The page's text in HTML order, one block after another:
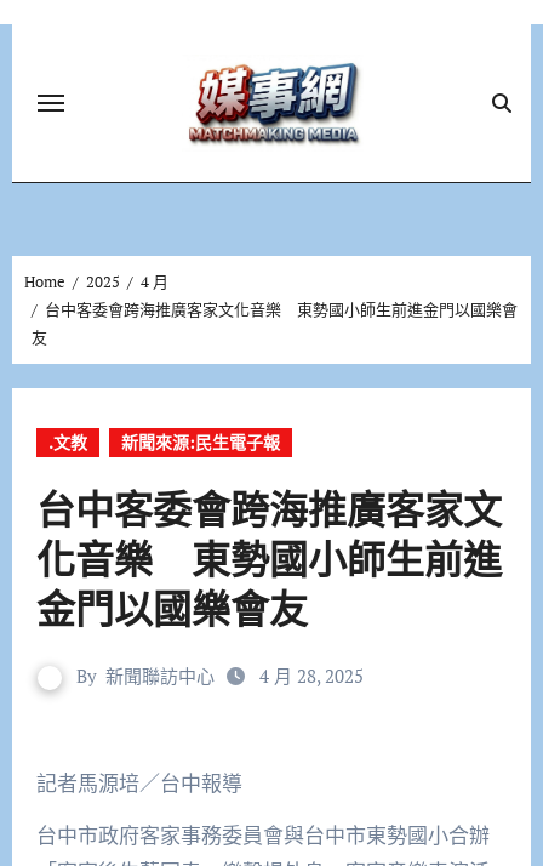
Home 2025
4 月
台中客委會跨海推廣客家文化音樂 東勢國小師生前進金門以國樂會
友
.文教 新聞來源:民生電子報
台中客委會跨海推廣客家文
化音樂 東勢國小師生前進
金門以國樂會友
By 新聞聯訪中心 4 月 28, 2025
記者馬源培／台中報導
台中市政府客家事務委員會與台中市東勢國小合辦